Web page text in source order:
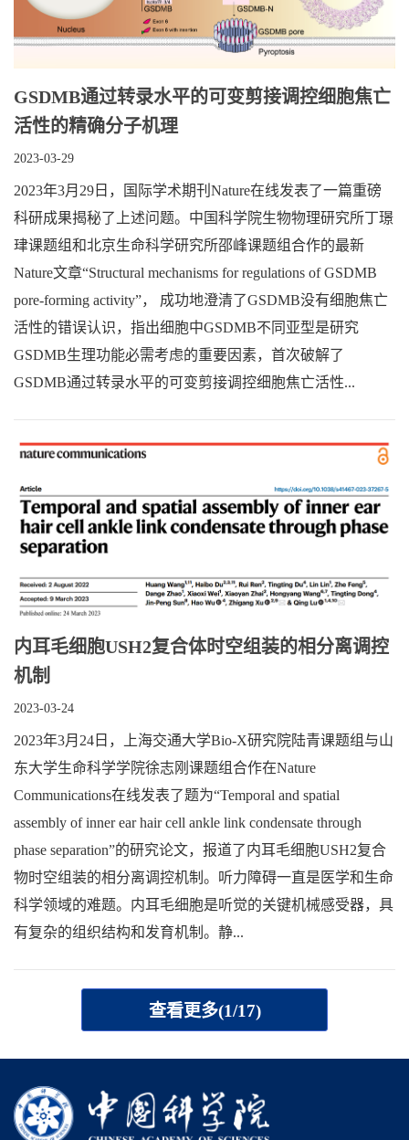
GSDMB通过转录水平的可变剪接调控细胞焦亡
活性的精确分子机理
2023-03-29
2023年3月29日，国际学术期刊Nature在线发表了一篇重磅
科研成果揭秘了上述问题。中国科学院生物物理研究所丁璟
珒课题组和北京生命科学研究所邵峰课题组合作的最新
Nature文章“Structural mechanisms for regulations of GSDMB
pore-forming activity”， 成功地澄清了GSDMB没有细胞焦亡
活性的错误认识，指出细胞中GSDMB不同亚型是研究
GSDMB生理功能必需考虑的重要因素，首次破解了
GSDMB通过转录水平的可变剪接调控细胞焦亡活性...
内耳毛细胞USH2复合体时空组装的相分离调控
机制
2023-03-24
2023年3月24日，上海交通大学Bio-X研究院陆青课题组与山
东大学生命科学学院徐志刚课题组合作在Nature
Communications在线发表了题为“Temporal and spatial
assembly of inner ear hair cell ankle link condensate through
phase separation”的研究论文，报道了内耳毛细胞USH2复合
物时空组装的相分离调控机制。听力障碍一直是医学和生命
科学领域的难题。内耳毛细胞是听觉的关键机械感受器，具
有复杂的组织结构和发育机制。静...
查看更多(1/17)